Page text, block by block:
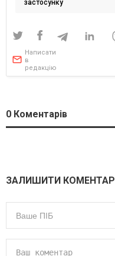
застосунку
Написати
в
редакцію
0 Коментарів
ЗАЛИШИТИ КОМЕНТАР